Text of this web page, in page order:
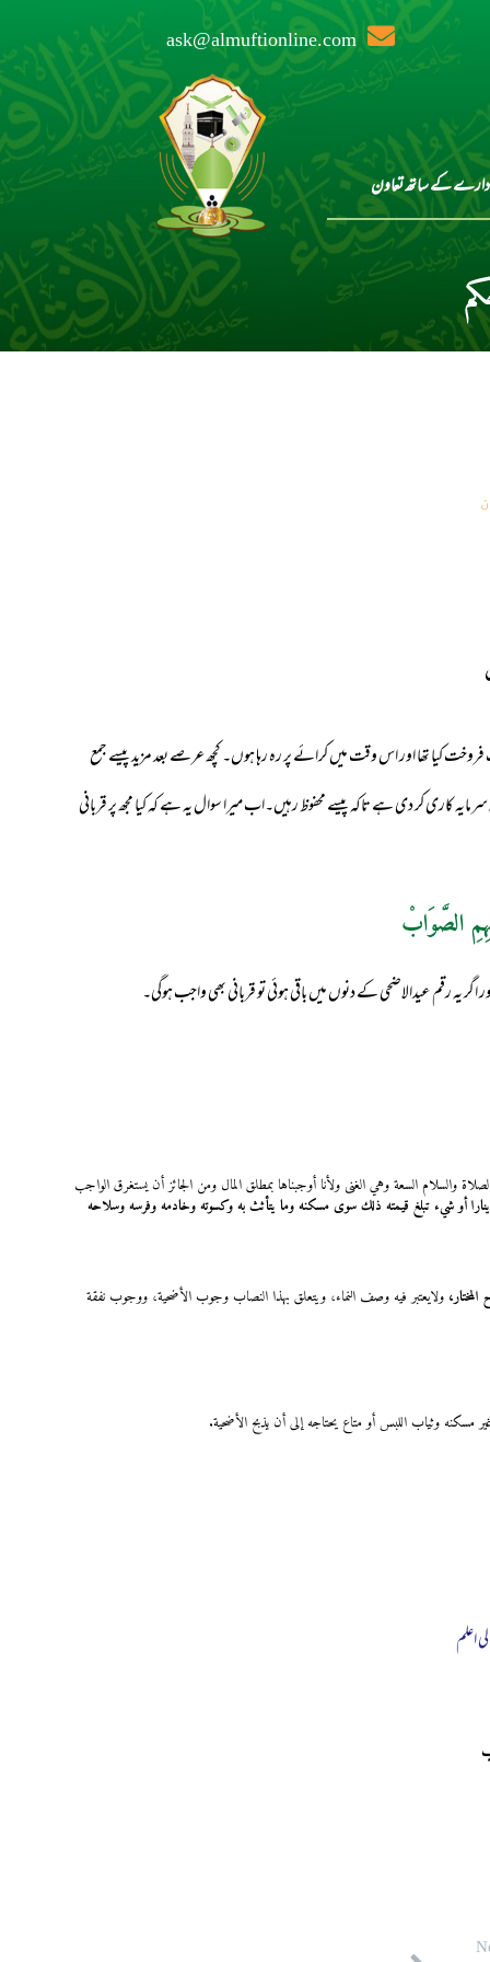
ask@almuftionline.com
کے ساتھ تعاون
کیا تھا اور اس وقت میں کرائے پر رہ رہا ہوں۔ کچھ عرصے بعد مزید پیسے جمع
کاری کر دی ہے تاکہ پیسے محفوظ رہیں۔اب میرا سوال یہ ہے کہ کیا مجھ پر قربانی
الصَّوَابْ
رقم عیدالاضحی کے دنوں میں باقی ہوئی تو قربانی بھی واجب ہوگی۔
والسلام السعة وهي الغنى ولأنا أوجبناها بمطلق المال ومن الجائز أن يستغرق الواجب
أو شيء تبلغ قيمته ذلك سوى مسكنه وما يتأثث به وكسوته وخادمه وفرسه وسلاحه
ولايعتبر فيه وصف النماء، ويتعلق بهذا النصاب وجوب الأضحية، ووجوب نفقة
مسكنه وثياب اللبس أو متاع يحتاجه إلى أن يذبح الأضحية.
اعلم